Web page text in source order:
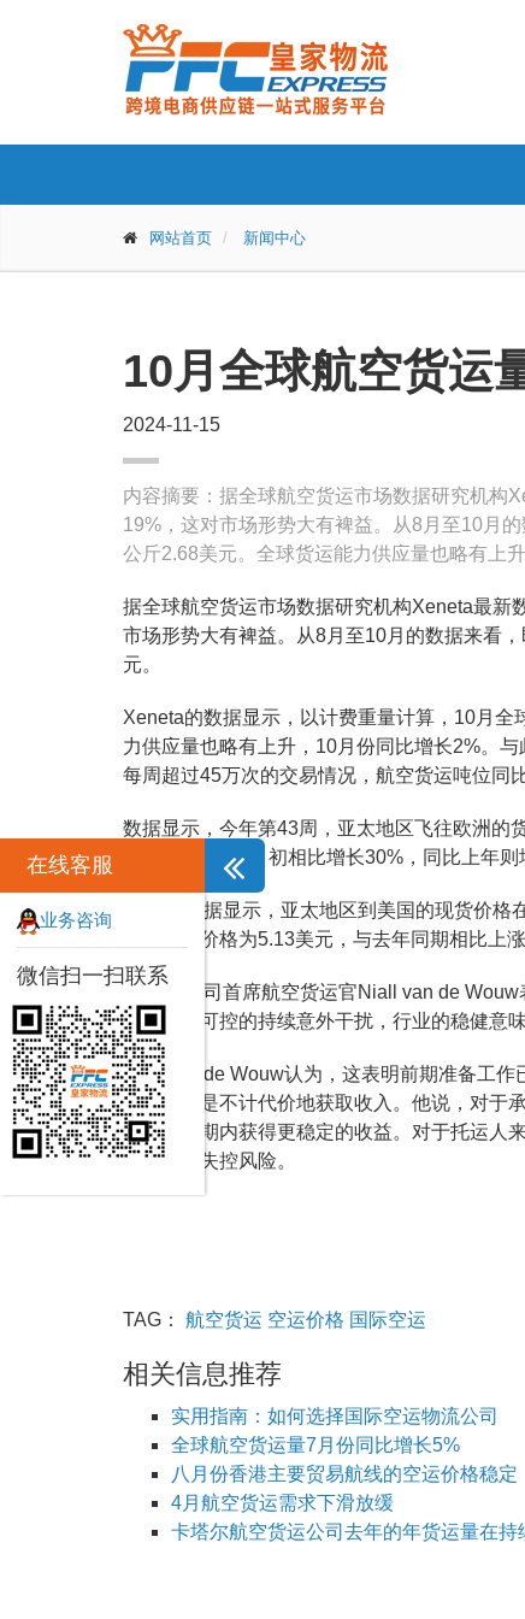
网站首页 新闻中心
10月全球航空货运
2024-11-15
内容摘要：据全球航空货运市场数据研究机构
19%，这对市场形势大有裨益。从8月至10月
公斤2.68美元。全球货运能力供应量也略有上
据全球航空货运市场数据研究机构Xeneta最新
市场形势大有裨益。从8月至10月的数据来看
元。
Xeneta的数据显示，以计费重量计算，10月
力供应量也略有上升，10月份同比增长2%。
每周超过45万次的交易情况，航空货运吨位同
数据显示，今年第43周，亚太地区飞往欧洲的
洲的货运量与8月初相比增长30%，同比上年则
Xeneta数据显示，亚太地区到美国的现货价
国的现货价格为5.13美元，与去年同期相比上涨
Xeneta公司首席航空货运官Niall van de
受住了不可控的持续意外干扰，行业的稳健意
Niall van de Wouw认为，这表明前期准备工
上，而不是不计代价地获取收入。他说，对于
并且在长期内获得更稳定的收益。对于托运人
来的成本失控风险。
TAG： 航空货运 空运价格 国际空运
相关信息推荐
实用指南：如何选择国际空运物流公司
全球航空货运量7月份同比增长5%
八月份香港主要贸易航线的空运价格稳定
4月航空货运需求下滑放缓
卡塔尔航空货运公司去年的年货运量在持
在线客服
业务咨询
微信扫一扫联系